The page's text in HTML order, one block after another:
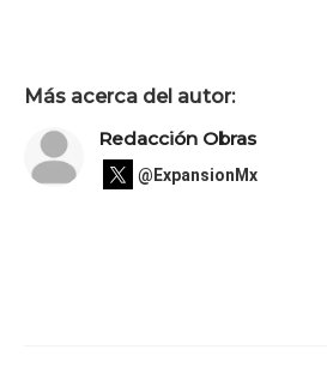
Más acerca del autor:
Redacción Obras
@ExpansionMx